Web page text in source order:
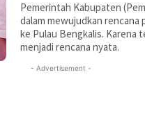
Pemerintah Kabupaten
dalam mewujudkan rencana
ke Pulau Bengkalis. Karena
menjadi rencana nyata.
- Advertisement -